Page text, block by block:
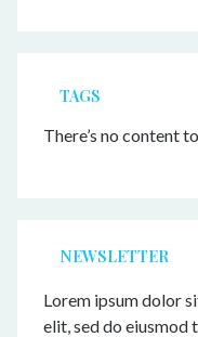
TAGS
There’s no content
NEWSLETTER
Lorem ipsum dolor
elit, sed do